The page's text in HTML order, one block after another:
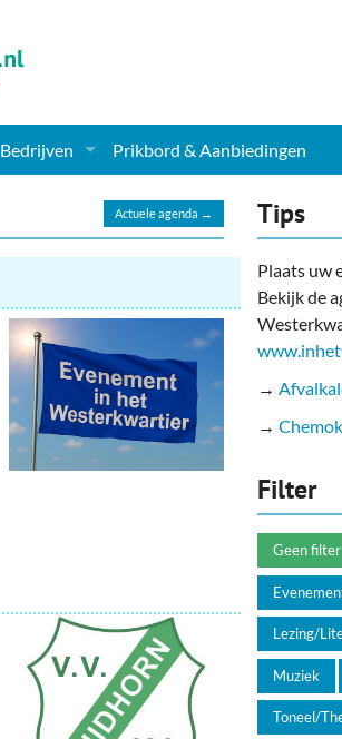
Bedrijven
Supermarkt & Levensmiddelen
Dieren & Tuin
Horeca & Uitgaan
Vervoer, Auto's & Fietsen
Financiën, Makelaars & Hypotheken
Diensten, Gemak & Zakelijk
(Ver) Bouw & Onderhoud
Prikbord & Aanbiedingen
Actuele agenda → Tips
Plaats uw
Bekijk de
→
→
Filter
Geen filter
Lezing/
Muziek
Toneel/